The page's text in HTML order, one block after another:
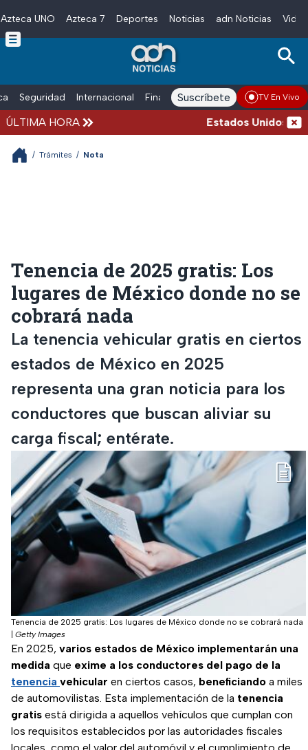
Skip to main content
Azteca UNO Azteca 7 Deportes Noticias adn Noticias
Seguridad Internacional Finanzas adn Noticias Radio
Suscríbete TV En Vivo
ÚLTIMA HORA Estados Unidos
/ Trámites / Nota
Tenencia de 2025 gratis: Los
lugares de México donde no se
cobrará nada
La tenencia vehicular gratis en ciertos
estados de México en 2025
representa una gran noticia para los
conductores que buscan aliviar su
carga fiscal; entérate.
Tenencia de 2025 gratis: Los lugares de México donde no se cobrará nada
Getty Images
En 2025, varios estados de México implementarán una
medida que exime a los conductores del pago de la
tenencia vehicular en ciertos casos, beneficiando a miles
de automovilistas. Esta implementación de la tenencia
gratis está dirigida a aquellos vehículos que cumplan con
los requisitos establecidos por las autoridades fiscales